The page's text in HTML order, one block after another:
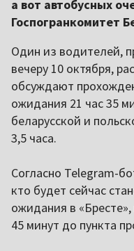
а вот автобусных
Госпогранкомитет
Один из водителей,
вечеру 10 октября,
обсуждают
ожидания 21 час 35
беларусской и
3,5 часа.
Согласно Telegram-
кто будет сейчас
ожидания в
45 минут до пункта